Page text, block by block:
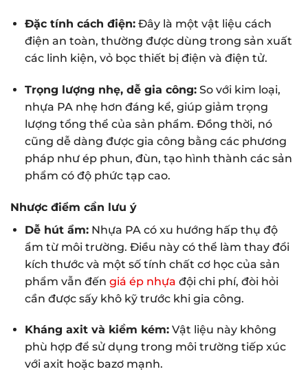
Đặc tính cách điện:Đây là một vật liệu cách
điện an toàn, thường được dùng trong sản xuất
các linh kiện, vỏ bọc thiết bị điện và điện tử.
Trọng lượng nhẹ, dễ gia công:So với kim loại,
nhựa PA nhẹ hơn đáng kể, giúp giảm trọng
lượng tổng thể của sản phẩm. Đồng thời, nó
cũng dễ dàng được gia công bằng các phương
pháp như ép phun, đùn, tạo hình thành các sản
phẩm có độ phức tạp cao.
Nhược điểm cần lưu ý
Dễ hút ẩm:Nhựa PA có xu hướng hấp thụ độ
ẩm từ môi trường. Điều này có thể làm thay đổi
kích thước và một số tính chất cơ học của sản
phẩm vẫn đến giá ép nhựa đội chi phí, đòi hỏi
cần được sấy khô kỹ trước khi gia công.
Kháng axit và kiềm kém:Vật liệu này không
phù hợp để sử dụng trong môi trường tiếp xúc
với axit hoặc bazơ mạnh.